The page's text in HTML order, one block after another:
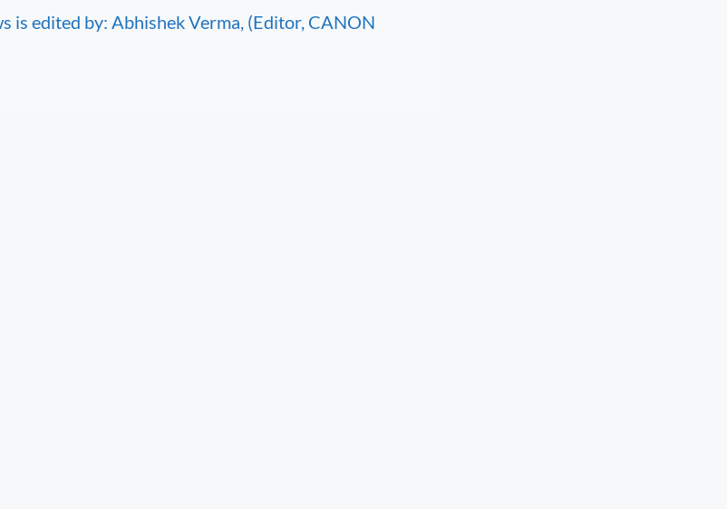
is edited by: Abhishek Verma, (Editor, CANON